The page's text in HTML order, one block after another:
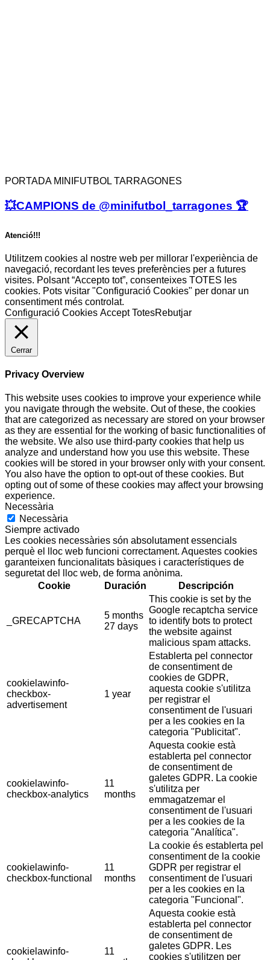
PORTADA MINIFUTBOL TARRAGONES
💥CAMPIONS de @minifutbol_tarragones 🏆
Atenció!!!
Utilitzem cookies al nostre web per millorar l'experiència de
navegació, recordant les teves preferències per a futures
visites. Polsant “Accepto tot”, consenteixes TOTES les
cookies. Pots visitar "Configuració Cookies" per donar un
consentiment més controlat.
Configuració Cookies Accept TotesRebutjar
Cerrar
Privacy Overview
This website uses cookies to improve your experience while
you navigate through the website. Out of these, the cookies
that are categorized as necessary are stored on your browser
as they are essential for the working of basic functionalities of
the website. We also use third-party cookies that help us
analyze and understand how you use this website. These
cookies will be stored in your browser only with your consent.
You also have the option to opt-out of these cookies. But
opting out of some of these cookies may affect your browsing
experience.
Necessària
Necessària
Siempre activado
Les cookies necessàries són absolutament essencials
perquè el lloc web funcioni correctament. Aquestes cookies
garanteixen funcionalitats bàsiques i característiques de
seguretat del lloc web, de forma anònima.
Cookie
Duración Descripción
_GRECAPTCHA
5 months
27 days
This cookie is set by the
Google recaptcha service
to identify bots to protect
the website against
malicious spam attacks.
cookielawinfo-
checkbox-
advertisement
1 year
Establerta pel connector
de consentiment de
cookies de GDPR,
aquesta cookie s'utilitza
per registrar el
consentiment de l'usuari
per a les cookies en la
categoria "Publicitat".
cookielawinfo-
checkbox-analytics
11
months
Aquesta cookie està
establerta pel connector
de consentiment de
galetes GDPR. La cookie
s'utilitza per
emmagatzemar el
consentiment de l'usuari
per a les cookies de la
categoria "Analítica".
cookielawinfo-
checkbox-functional
11
months
La cookie és establerta pel
consentiment de la cookie
GDPR per registrar el
consentiment de l'usuari
per a les cookies en la
categoria "Funcional".
cookielawinfo-
11
Aquesta cookie està
establerta pel connector
de consentiment de
galetes GDPR. Les
cookies s'utilitzen per